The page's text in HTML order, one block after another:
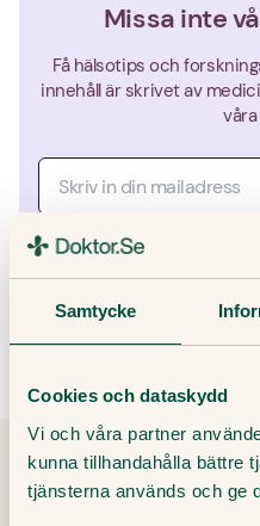
Samtycke
Cookies och dataskydd
Vi och våra partner
kunna tillhandahålla bättre
tjänsterna används och ge
Missa inte
Få hälsotips och
innehåll är skrivet av
Genom att ange din e-
sekretesspolicy, samt att ta
från